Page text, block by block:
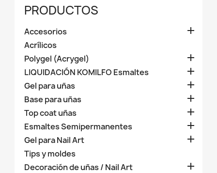
PRODUCTOS
Accesorios 
Acrílicos
Polygel (Acrygel)

LIQUIDACIÓN KOMILFO Esmaltes 
Gel para uñas 
Base para uñas 
Top coat uñas 
Esmaltes Semipermanentes 
Gel para Nail Art 
Tips y moldes
Decoración de uñas / Nail Art
